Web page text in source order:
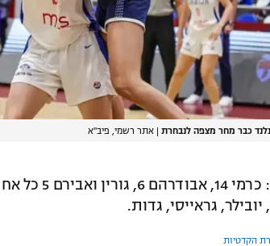
כבר מחר מצפה לנבחרת | אתר רשמי, פיב"א
גראייסי, גדות.
הקדטיות